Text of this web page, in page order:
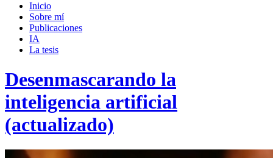
campo
búsqueda
Inicio
Sobre mí­
Publicaciones
IA
La tesis
Desenmascarando la
inteligencia artificial
(actualizado)